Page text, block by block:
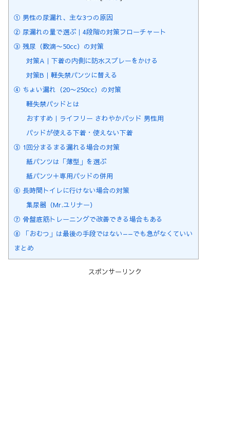
① 男性の尿漏れ、主な3つの原因
② 尿漏れの量で選ぶ｜4段階の対策フローチャート
③ 残尿（数滴〜50cc）の対策
対策A｜下着の内側に防水スプレーをかける
対策B｜軽失禁パンツに替える
④ ちょい漏れ（20〜250cc）の対策
軽失禁パッドとは
おすすめ｜ライフリー さわやかパッド 男性用
パッドが使える下着・使えない下着
⑤ 1回分まるまる漏れる場合の対策
紙パンツは「薄型」を選ぶ
紙パンツ＋専用パッドの併用
⑥ 長時間トイレに行けない場合の対策
集尿器（Mr.ユリナー）
⑦ 骨盤底筋トレーニングで改善できる場合もある
⑧ 「おむつ」は最後の手段ではない——でも急がなくていい
まとめ
スポンサーリンク